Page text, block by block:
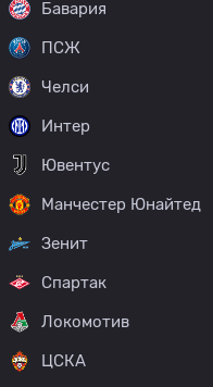
Бавария
ПСЖ
Челси
Интер
Ювентус
Манчестер Юнайтед
Зенит
Спартак
Локомотив
ЦСКА